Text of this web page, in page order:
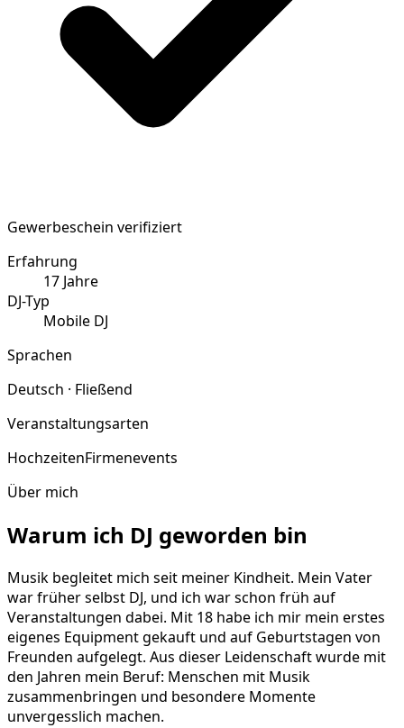
Gewerbeschein verifiziert
Erfahrung
17 Jahre
DJ-Typ
Mobile DJ
Sprachen
Deutsch · Fließend
Veranstaltungsarten
HochzeitenFirmenevents
Über mich
Warum ich DJ geworden bin
Musik begleitet mich seit meiner Kindheit. Mein Vater
war früher selbst DJ, und ich war schon früh auf
Veranstaltungen dabei. Mit 18 habe ich mir mein erstes
eigenes Equipment gekauft und auf Geburtstagen von
Freunden aufgelegt. Aus dieser Leidenschaft wurde mit
den Jahren mein Beruf: Menschen mit Musik
zusammenbringen und besondere Momente
unvergesslich machen.